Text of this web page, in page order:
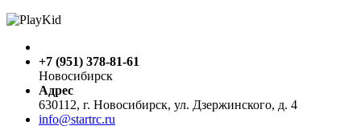
+7 (951) 378-81-61
Новосибирск
Адрес
630112, г. Новосибирск, ул. Дзержинского, д. 4
info@startrc.ru